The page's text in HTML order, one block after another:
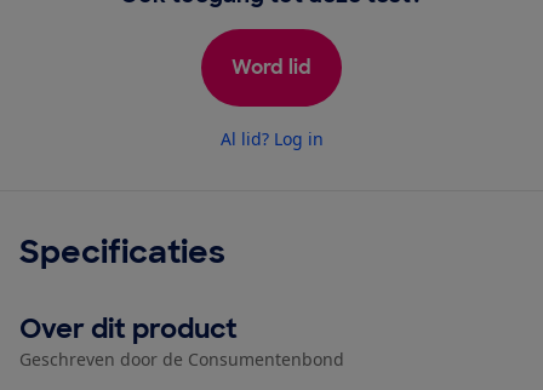
Word lid
Al lid? Log in
Specificaties
Over dit product
Geschreven door de Consumentenbond